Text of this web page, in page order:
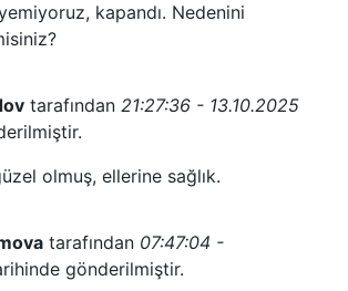
HT
kapandı. Nedenini
tarafından 21:27:36 - 13.10.2025
olmuş, ellerine sağlık.
tarafından 07:47:04 -
gönderilmiştir.